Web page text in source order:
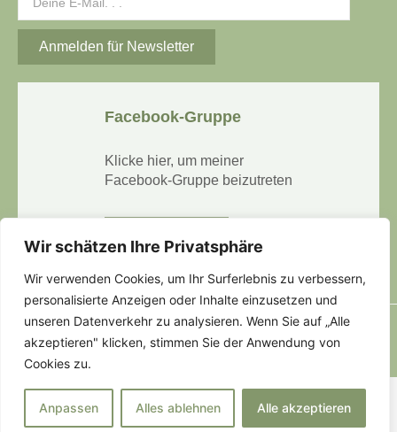
Wir schätzen Ihre Privatsphäre
Wir verwenden Cookies, um Ihr Surferlebnis zu verbessern,
personalisierte Anzeigen oder Inhalte einzusetzen und
unseren Datenverkehr zu analysieren. Wenn Sie auf „Alle
akzeptieren" klicken, stimmen Sie der Anwendung von
Cookies zu.
Anpassen Alles ablehnen Alle akzeptieren
Anmelden für Newsletter
Facebook-Gruppe
Klicke hier, um meiner
Facebook-Gruppe beizutreten
Copyright © 2023 Stefanie Baumann. Alle Rechte vorbehalten
ImpressumDatenschutzerklärung